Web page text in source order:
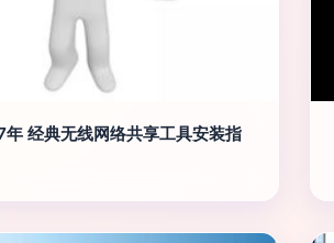
经典无线网络共享工具安装指